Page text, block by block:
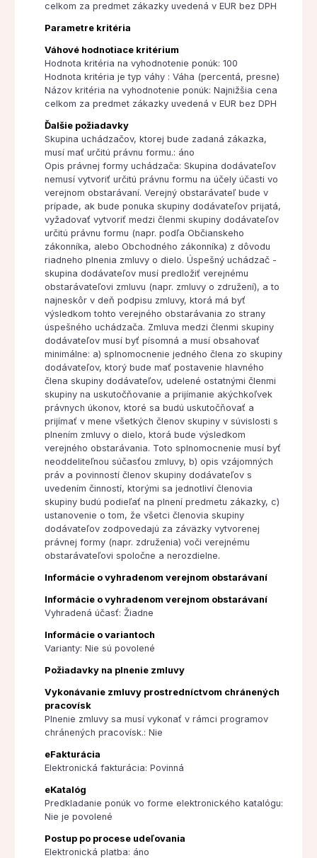
celkom za predmet zákazky uvedená v EUR bez DPH
Parametre kritéria
Váhové hodnotiace kritérium
Hodnota kritéria na vyhodnotenie ponúk: 100
Hodnota kritéria je typ váhy : Váha (percentá, presne)
Názov kritéria na vyhodnotenie ponúk: Najnižšia cena
celkom za predmet zákazky uvedená v EUR bez DPH
Ďalšie požiadavky
Skupina uchádzačov, ktorej bude zadaná zákazka,
musí mať určitú právnu formu.: áno
Opis právnej formy uchádzača: Skupina dodávateľov
nemusí vytvoriť určitú právnu formu na účely účasti vo
verejnom obstarávaní. Verejný obstarávateľ bude v
prípade, ak bude ponuka skupiny dodávateľov prijatá,
vyžadovať vytvoriť medzi členmi skupiny dodávateľov
určitú právnu formu (napr. podľa Občianskeho
zákonníka, alebo Obchodného zákonníka) z dôvodu
riadneho plnenia zmluvy o dielo. Úspešný uchádzač -
skupina dodávateľov musí predložiť verejnému
obstarávateľovi zmluvu (napr. zmluvy o združení), a to
najneskôr v deň podpisu zmluvy, ktorá má byť
výsledkom tohto verejného obstarávania zo strany
úspešného uchádzača. Zmluva medzi členmi skupiny
dodávateľov musí byť písomná a musí obsahovať
minimálne: a) splnomocnenie jedného člena zo skupiny
dodávateľov, ktorý bude mať postavenie hlavného
člena skupiny dodávateľov, udelené ostatnými členmi
skupiny na uskutočňovanie a prijímanie akýchkoľvek
právnych úkonov, ktoré sa budú uskutočňovať a
prijímať v mene všetkých členov skupiny v súvislosti s
plnením zmluvy o dielo, ktorá bude výsledkom
verejného obstarávania. Toto splnomocnenie musí byť
neoddeliteľnou súčasťou zmluvy, b) opis vzájomných
práv a povinností členov skupiny dodávateľov s
uvedením činností, ktorými sa jednotliví členovia
skupiny budú podieľať na plnení predmetu zákazky, c)
ustanovenie o tom, že všetci členovia skupiny
dodávateľov zodpovedajú za záväzky vytvorenej
právnej formy (napr. združenia) voči verejnému
obstarávateľovi spoločne a nerozdielne.
Informácie o vyhradenom verejnom obstarávaní
Informácie o vyhradenom verejnom obstarávaní
Vyhradená účasť: Žiadne
Informácie o variantoch
Varianty: Nie sú povolené
Požiadavky na plnenie zmluvy
Vykonávanie zmluvy prostredníctvom chránených
pracovísk
Plnenie zmluvy sa musí vykonať v rámci programov
chránených pracovísk.: Nie
eFakturácia
Elektronická fakturácia: Povinná
eKatalóg
Predkladanie ponúk vo forme elektronického katalógu:
Nie je povolené
Postup po procese udeľovania
Elektronická platba: áno